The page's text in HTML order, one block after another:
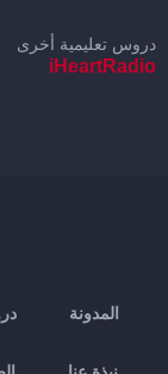
دروس تعليمية أخرى
iHeartRadio
المدونة